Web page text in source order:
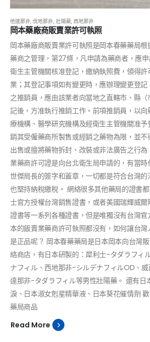
他達那非,伐地那非, 壯陽藥, 西地那非
岡本藥廠商販賣業許可執照
岡本藥廠商販賣業許可執照是岡本春藥藥局
藥商之管理，第27條，凡申請為藥商者，應申
衛生主管機關核准登記，繳納執照費，領得
業；其登記事項如有變更時，應辦理變更登
之推銷員，應由該業者向當地之直轄市、縣
記後，方准執行推銷工作。前項推銷員，以
療機構、醫學研究機構及經衛生主管機關准
銷其受僱藥商所製售或經銷之藥物為限，並
出售或擅將藥物拆封、改裝或非法廣告之行
業藥商許可證是向台北衛生局申請的，有當
世傑局長的簽字和蓋章，一切都是符合台灣
也堅持納稅繳稅。 網絡很多其他藥局的證書
士官方授權台灣銷售證書，或者美國瑞輝威
證書等一系列各種證書，但是唯獨沒有台灣
本的飯賣業藥商許可執照都沒有，如何讓台
是正品呢？ 岡本春藥藥局是日本岡本向台灣
絡商店，有日本研製的：犀利士-タダラフィ
ナフィル、西地那非-シルデナフィルOD、
達那非-タダラフィル等男性壯陽藥。 還有日
淚、日本淑女剋星精華液、日本葵花催情劑
藥局商品
Read More